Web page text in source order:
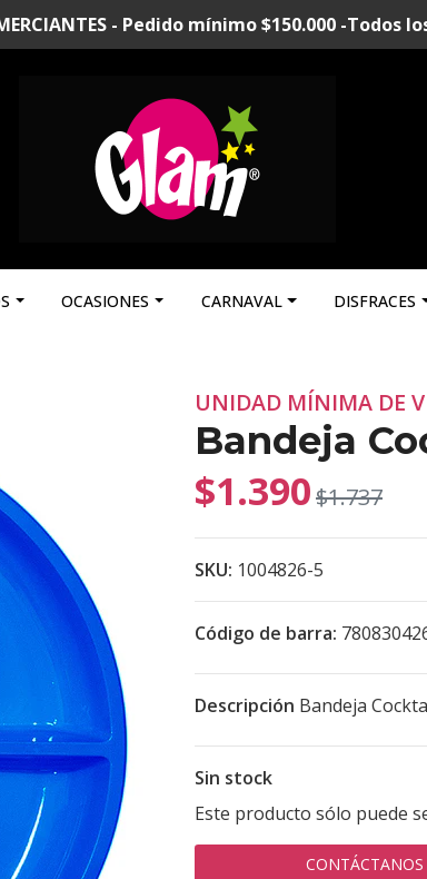
- Pedido mínimo $150.000 -Todos
OCASIONES CARNAVAL DISFRACES
UNIDAD MÍNIMA DE
Bandeja
$1.390$1.737
SKU: 1004826-5
Código de barra:
Descripción Bandeja
Sin stock
Este producto sólo puede
CONTÁCTANOS